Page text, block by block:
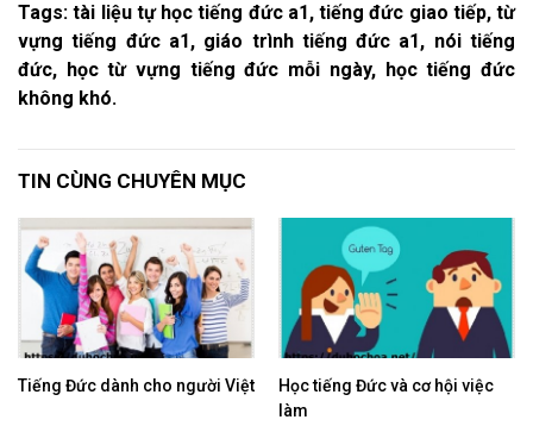
Tags: tài liệu tự học tiếng đức a1, tiếng đức giao tiếp, từ
vựng tiếng đức a1, giáo trình tiếng đức a1, nói tiếng
đức, học từ vựng tiếng đức mỗi ngày, học tiếng đức
không khó.
TIN CÙNG CHUYÊN MỤC
Tiếng Đức dành cho người Việt
Học tiếng Đức và cơ hội việc
làm